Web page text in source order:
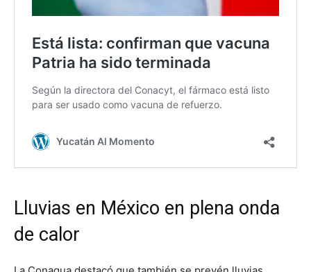
Lluvias en México en plena onda
de calor